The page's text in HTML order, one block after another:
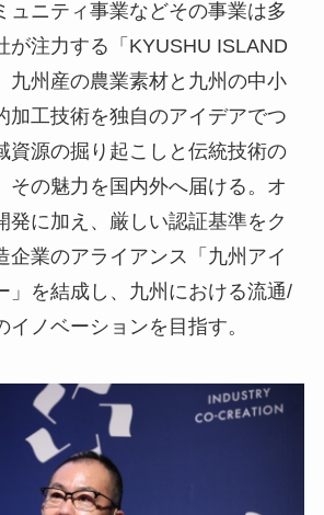
ュニティ事業などその事業は多
が注力する「KYUSHU ISLAND
九州産の農業素材と九州の中小
加工技術を独自のアイデアでつ
資源の掘り起こしと伝統技術の
その魅力を国内外へ届ける。オ
発に加え、厳しい認証基準をク
企業のアライアンス「九州アイ
」を結成し、九州における流通/
イノベーションを目指す。